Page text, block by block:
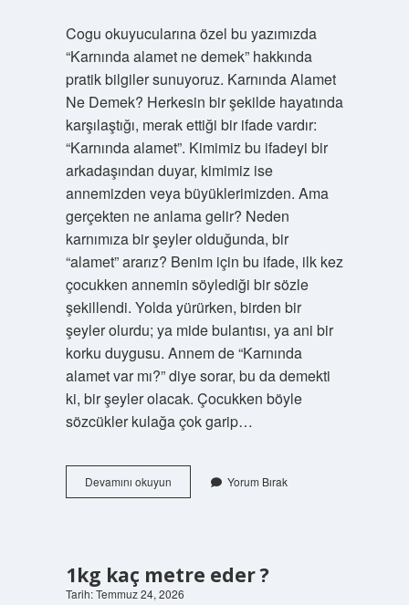
Cogu okuyucularına özel bu yazımızda
“Karnında alamet ne demek” hakkında
pratik bilgiler sunuyoruz. Karnında Alamet
Ne Demek? Herkesin bir şekilde hayatında
karşılaştığı, merak ettiği bir ifade vardır:
“Karnında alamet”. Kimimiz bu ifadeyi bir
arkadaşından duyar, kimimiz ise
annemizden veya büyüklerimizden. Ama
gerçekten ne anlama gelir? Neden
karnımıza bir şeyler olduğunda, bir
“alamet” ararız? Benim için bu ifade, ilk kez
çocukken annemin söylediği bir sözle
şekillendi. Yolda yürürken, birden bir
şeyler olurdu; ya mide bulantısı, ya ani bir
korku duygusu. Annem de “Karnında
alamet var mı?” diye sorar, bu da demekti
ki, bir şeyler olacak. Çocukken böyle
sözcükler kulağa çok garip…
Devamını okuyunKarnında
alamet
Yorum Bırak
1kg kaç metre eder ?
Tarih: Temmuz 24, 2026